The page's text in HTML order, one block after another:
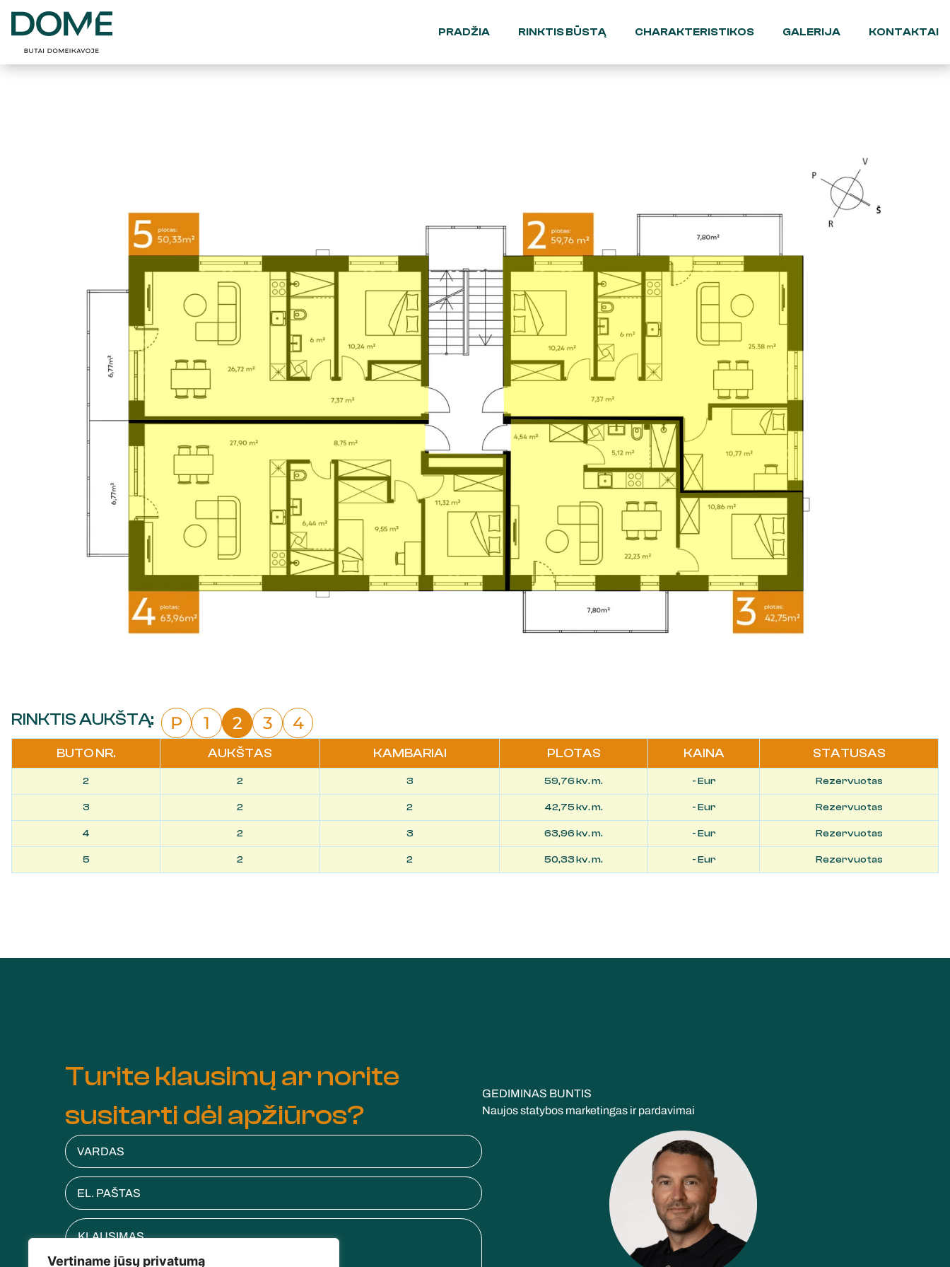
Vertiname jūsų privatumą
PRADŽIA RINKTIS BŪSTĄ CHARAKTERISTIKOS GALERIJA KONTAKTAI
RINKTIS AUKŠTĄ: P 1 2 3 4
BUTO NR. AUKŠTAS KAMBARIAI PLOTAS KAINA STATUSAS
2 2 3 59,76 kv. m. - Eur Rezervuotas
3 2 2 42,75 kv. m. - Eur Rezervuotas
4 2 3 63,96 kv. m. - Eur Rezervuotas
5 2 2 50,33 kv. m. - Eur Rezervuotas
Turite klausimų ar norite
susitarti dėl apžiūros?
GEDIMINAS BUNTIS
Naujos statybos marketingas ir pardavimai